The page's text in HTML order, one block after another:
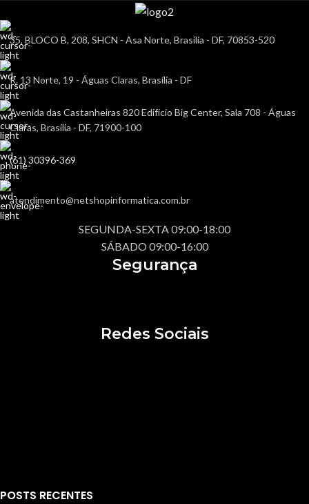
35, BLOCO B, 208, SHCN - Asa Norte, Brasília - DF, 70853-520
R. 13 Norte, 19 - Águas Claras, Brasília - DF
Avenida das Castanheiras 820 Edifício Big Center, Sala 708 - Águas
Claras, Brasília - DF, 71900-100
(61) 30396-369
atendimento@netshopinformatica.com.br
SEGUNDA-SEXTA 09:00-18:00
SÁBADO 09:00-16:00
Segurança
Redes Sociais
POSTS RECENTES